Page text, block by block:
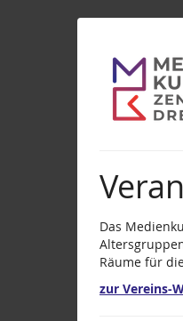
e.V.
Das
Räume für
zur Vereins-